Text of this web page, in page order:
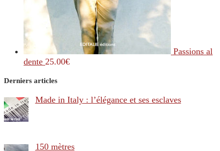
Passions al
dente 25.00€
Derniers articles
Made in Italy : l’élégance et ses esclaves
150 mètres